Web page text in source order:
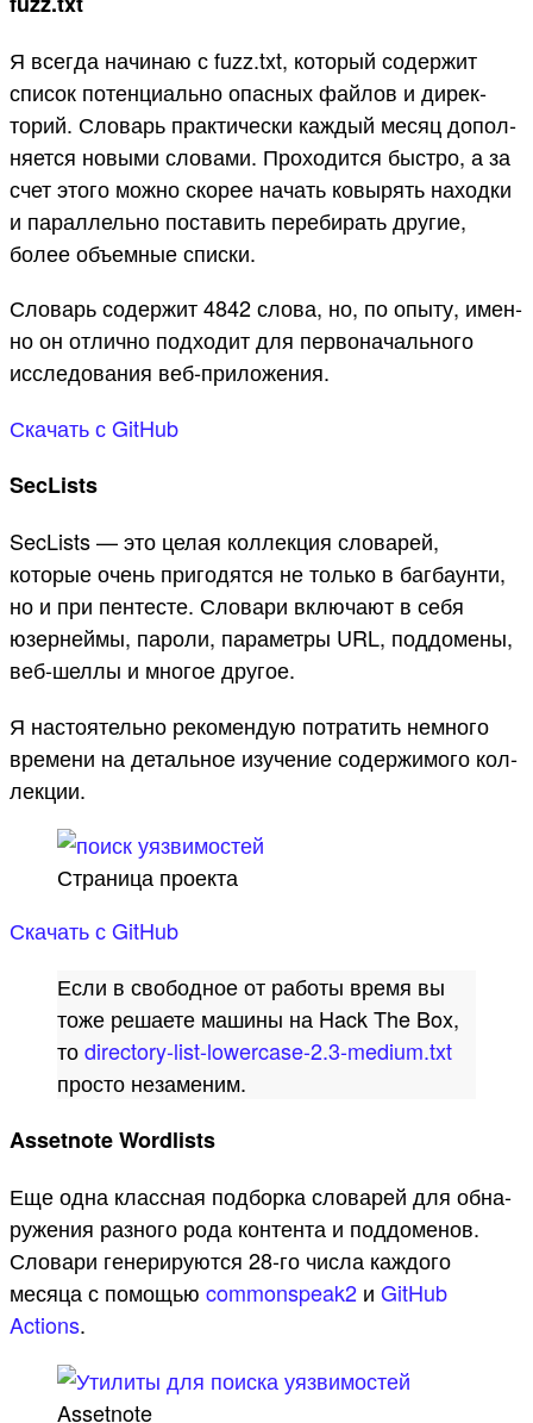
Я всег­да начинаю с fuzz.txt, который содер­жит
спи­сок потен­циаль­но опас­ных фай­лов и дирек­
торий. Сло­варь прак­тичес­ки каж­дый месяц допол­
няет­ся новыми сло­вами. Про­ходит­ся быс­тро, а за
счет это­го мож­но ско­рее начать ковырять наход­ки
и парал­лель­но пос­тавить переби­рать дру­гие,
более объ­емные спис­ки.
Сло­варь содер­жит 4842 сло­ва, но, по опы­ту, имен­
но он отлично под­ходит для пер­воначаль­ного
иссле­дова­ния веб‑при­ложе­ния.
Ска­чать с GitHub
SecLists
SecLists — это целая кол­лекция сло­варей,
которые очень при­годят­ся не толь­ко в баг­баун­ти,
но и при пен­тесте. Сло­вари вклю­чают в себя
юзер­ней­мы, пароли, парамет­ры URL, под­домены,
веб‑шел­лы и мно­гое дру­гое.
Я нас­тоятель­но рекомен­дую пот­ратить нем­ного
вре­мени на деталь­ное изу­чение содер­жимого кол­
лекции.
Стра­ница про­екта
Ска­чать с GitHub
Ес­ли в сво­бод­ное от работы вре­мя вы
тоже реша­ете машины на Hack The Box,
тоdirectory-list-lowercase-2.3-medium.txt
прос­то незаме­ним.
Assetnote Wordlists
Еще одна клас­сная под­борка сло­варей для обна­
руже­ния раз­ного рода кон­тента и под­доменов.
Сло­вари генери­руют­ся 28-го чис­ла каж­дого
месяца с помощью commonspeak2 и GitHub
Actions.
Assetnote